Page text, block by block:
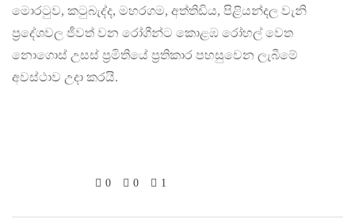
මොරටුව, කටුබැද්ද, මහරගම, අත්තිඩිය, පිළියන්දල වැනි
ප්‍රදේශවල ජීවත් වන රෝගීන්ට කොළඹ රෝහල් වෙත
නොගොස් උසස් ප්‍රමිතියේ ප්‍රතිකාර පහසුවෙන ලැබීමේ
අවස්ථාව උදා කරයි.
0 0 1